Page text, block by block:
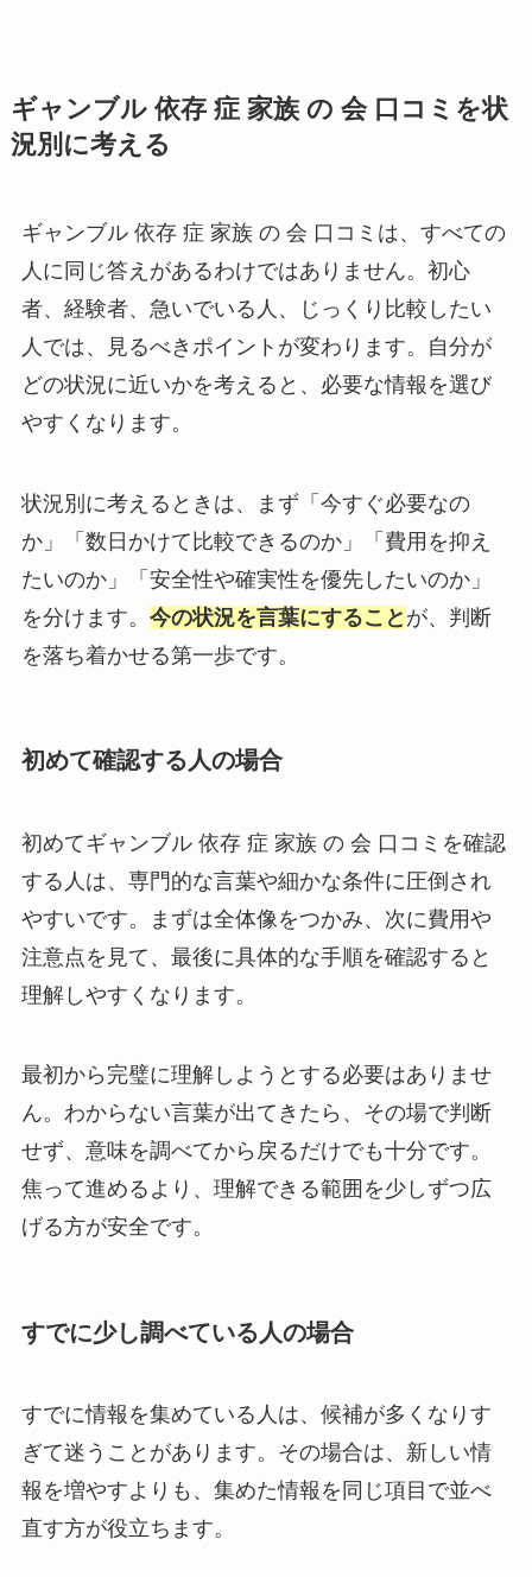
ギャンブル 依存 症 家族 の 会 口コミを状
況別に考える
ギャンブル 依存 症 家族 の 会 口コミは、すべての
人に同じ答えがあるわけではありません。初心
者、経験者、急いでいる人、じっくり比較したい
人では、見るべきポイントが変わります。自分が
どの状況に近いかを考えると、必要な情報を選び
やすくなります。
状況別に考えるときは、まず「今すぐ必要なの
か」「数日かけて比較できるのか」「費用を抑え
たいのか」「安全性や確実性を優先したいのか」
を分けます。 今の状況を言葉にすること が、判断
を落ち着かせる第一歩です。
初めて確認する人の場合
初めてギャンブル 依存 症 家族 の 会 口コミを確認
する人は、専門的な言葉や細かな条件に圧倒され
やすいです。まずは全体像をつかみ、次に費用や
注意点を見て、最後に具体的な手順を確認すると
理解しやすくなります。
最初から完璧に理解しようとする必要はありませ
ん。わからない言葉が出てきたら、その場で判断
せず、意味を調べてから戻るだけでも十分です。
焦って進めるより、理解できる範囲を少しずつ広
げる方が安全です。
すでに少し調べている人の場合
すでに情報を集めている人は、候補が多くなりす
ぎて迷うことがあります。その場合は、新しい情
報を増やすよりも、集めた情報を同じ項目で並べ
直す方が役立ちます。